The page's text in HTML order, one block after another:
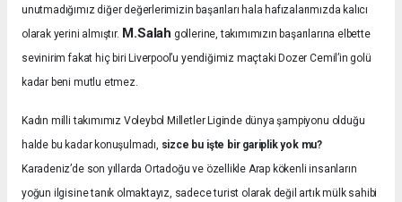
unutmadığımız diğer değerlerimizin başarıları hala hafızalarımızda kalıcı
olarak yerini almıştır. M.Salah gollerine, takımımızın başarılarına elbette
sevinirim fakat hiç biri Liverpool’u yendiğimiz maçtaki Dozer Cemil’in golü
kadar beni mutlu etmez.
Kadın milli takımımız Voleybol Milletler Liginde dünya şampiyonu olduğu
halde bu kadar konuşulmadı, sizce bu işte bir gariplik yok mu?
Karadeniz’de son yıllarda Ortadoğu ve özellikle Arap kökenli insanların
yoğun ilgisine tanık olmaktayız, sadece turist olarak değil artık mülk sahibi